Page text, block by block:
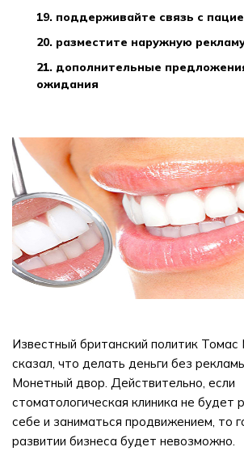
19. поддерживайте связь с
20. разместите наружную
21. дополнительные предложения в зале
ожидания
Известный британский политик
сказал, что делать деньги без
Монетный двор. Действительно, если
стоматологическая клиника не будет
себе и заниматься продвижением, то
развитии бизнеса будет невозможно.